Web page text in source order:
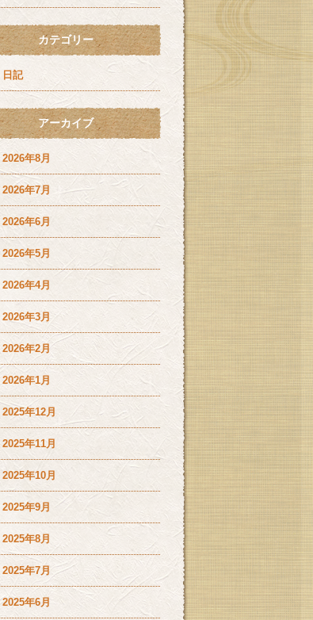
カテゴリー
日記
アーカイブ
2026年8月
2026年7月
2026年6月
2026年5月
2026年4月
2026年3月
2026年2月
2026年1月
2025年12月
2025年11月
2025年10月
2025年9月
2025年8月
2025年7月
2025年6月